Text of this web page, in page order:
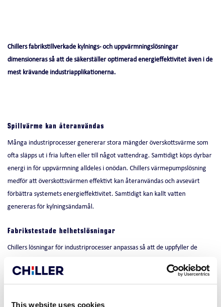
This website uses cookies
Chillers fabrikstillverkade kylnings- och uppvärmningslösningar
dimensioneras så att de säkerställer optimerad energieffektivitet även i de
mest krävande industriapplikationerna.
Spillvärme kan återanvändas
Många industriprocesser genererar stora mängder överskottsvärme som
ofta släpps ut i fria luften eller till något vattendrag. Samtidigt köps dyrbar
energi in för uppvärmning alldeles i onödan. Chillers värmepumpslösning
medför att överskottsvärmen effektivt kan återanvändas och avsevärt
förbättra systemets energieffektivitet. Samtidigt kan kallt vatten
genereras för kylningsändamål.
Fabrikstestade helhetslösningar
Chillers lösningar för industriprocesser anpassas så att de uppfyller de
alla förhållanden. Alla Chillers lösningar levereras fabrikstestade med
kundens tekniska parametrar inprogrammerade.